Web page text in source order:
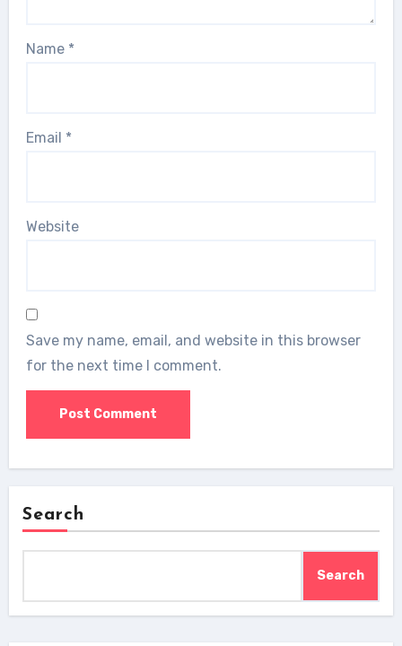
Name *
Email *
Website
Save my name, email, and website in this browser
for the next time I comment.
Search
Search